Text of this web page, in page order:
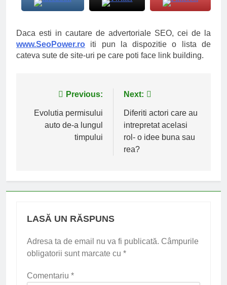
Daca esti in cautare de advertoriale SEO, cei de la
www.SeoPower.ro iti pun la dispozitie o lista de
cateva sute de site-uri pe care poti face link building.
Navigare
în
Previous:
Evolutia permisului
auto de-a lungul
timpului
Next:
Diferiti actori care au
intrepretat acelasi
rol- o idee buna sau
rea?
LASĂ UN RĂSPUNS
Adresa ta de email nu va fi publicată. Câmpurile
obligatorii sunt marcate cu *
Comentariu *